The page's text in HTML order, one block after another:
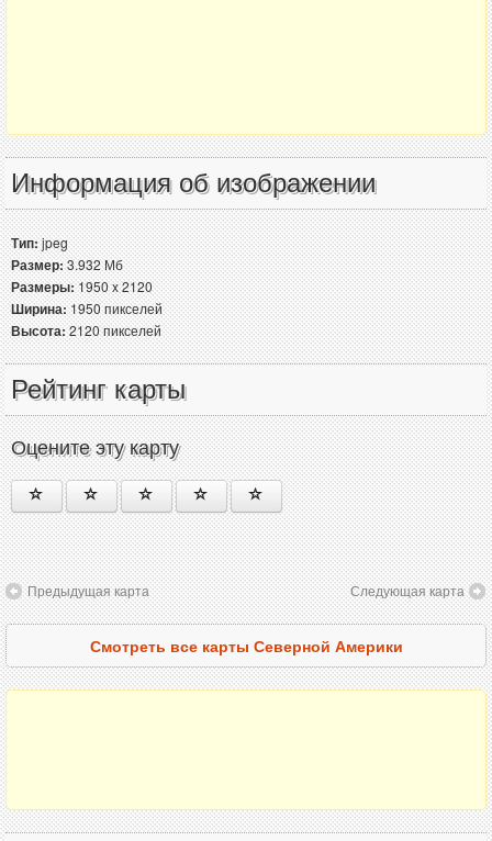
Информация об изображении
Тип:jpeg
Размер:3.932 Мб
Размеры:1950 x 2120
Ширина:1950 пикселей
Высота:2120 пикселей
Рейтинг карты
Оцените эту карту
Предыдущая карта Следующая карта
Смотреть все карты Северной Америки